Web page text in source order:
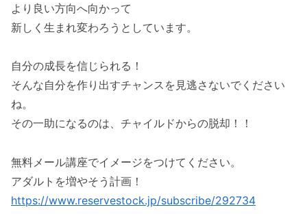
より良い方向へ向かって
新しく生まれ変わろうとしています。
自分の成長を信じられる！
そんな自分を作り出すチャンスを見逃さないでください
ね。
その一助になるのは、チャイルドからの脱却！！
無料メール講座でイメージをつけてください。
アダルトを増やそう計画！
https://www.reservestock.jp/subscribe/292734